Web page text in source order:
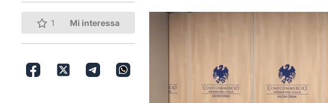
1 Mi interessa